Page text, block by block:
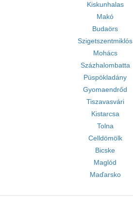
Kiskunhalas
Makó
Budaörs
Szigetszentmiklós
Mohács
Százhalombatta
Püspökladány
Gyomaendrőd
Tiszavasvári
Kistarcsa
Tolna
Celldömölk
Bicske
Maglód
Maďarsko